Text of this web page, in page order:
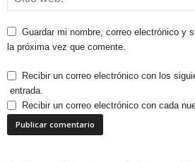
Guardar mi nombre, correo electrónico y
la próxima vez que comente.
Recibir un correo electrónico con los
entrada.
Recibir un correo electrónico con cada